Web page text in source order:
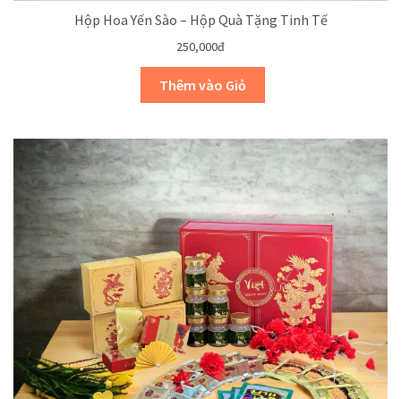
Hộp Hoa Yến Sào – Hộp Quà Tặng Tinh Tế
250,000đ